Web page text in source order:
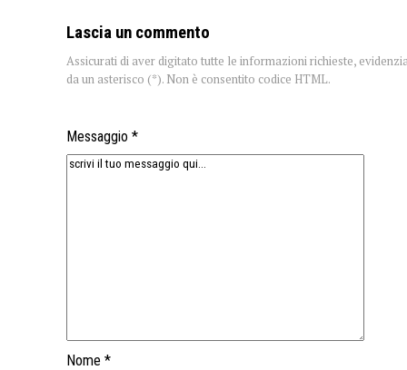
Lascia un commento
Assicurati di aver digitato tutte le informazioni richieste,
da un asterisco (*). Non è consentito codice HTML.
Messaggio *
Nome *